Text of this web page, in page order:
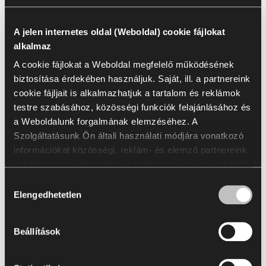
A jelen internetes oldal (Weboldal) cookie fájlokat
alkalmaz
A cookie fájlokat a Weboldal megfelelő működésének
biztosítása érdekében használjuk. Saját, ill. a partnereink
cookie fájljait is alkalmazhatjuk a tartalom és reklámok
testre szabásához, közösségi funkciók felajánlásához és
a Weboldalunk forgalmának elemzéséhez. A
Szolgáltatásunk Ön általi használati módjára vonatkozó
információkat közösségi, reklám- és elemző partnereink
szolgáltatásaik igénybevétele során szerzett egyéb
adatokkal. A statisztikai, marketing és a felhasználói
preferenciákra vonatkozó cookie fájlok használatához az
Ön hozzájárulása szükséges, amit az „Összes
kiválasztása
Elengedhetetlen
Beállítások
Lásd a teljes színminta választékot:
Go to Finishes Library
Színminta katalógus
Letöltések
Kijelölés törlése